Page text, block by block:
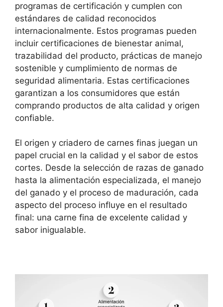
programas de certificación y cumplen con
estándares de calidad reconocidos
internacionalmente. Estos programas pueden
incluir certificaciones de bienestar animal,
trazabilidad del producto, prácticas de manejo
sostenible y cumplimiento de normas de
seguridad alimentaria. Estas certificaciones
garantizan a los consumidores que están
comprando productos de alta calidad y origen
confiable.
El origen y criadero de carnes finas juegan un
papel crucial en la calidad y el sabor de estos
cortes. Desde la selección de razas de ganado
hasta la alimentación especializada, el manejo
del ganado y el proceso de maduración, cada
aspecto del proceso influye en el resultado
final: una carne fina de excelente calidad y
sabor inigualable.